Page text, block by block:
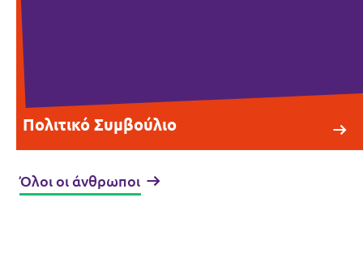
Πολιτικό Συμβούλιο
Όλοι οι άνθρωποι